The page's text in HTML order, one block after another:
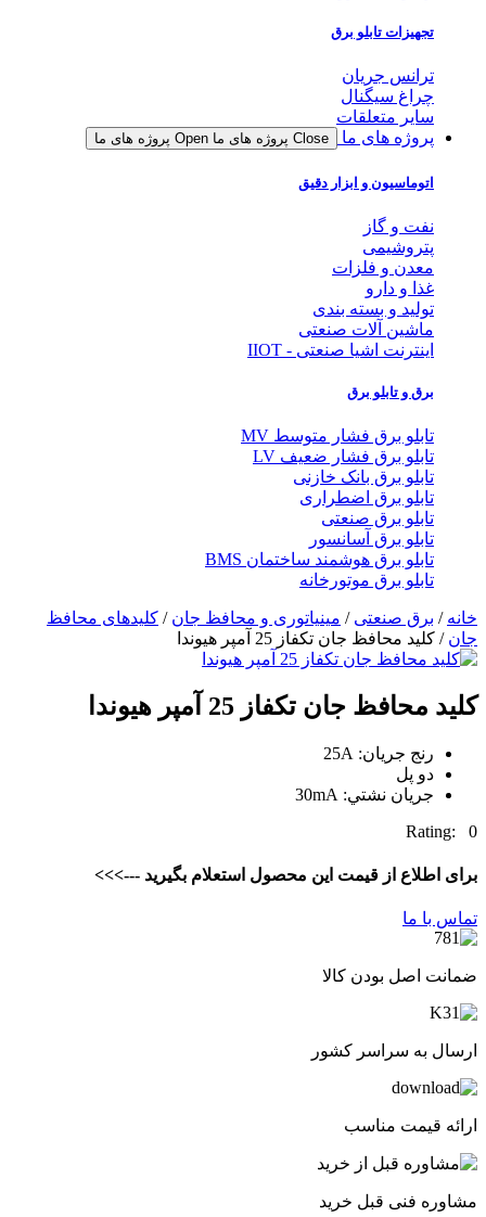
تجهیزات تابلو برق
ترانس جریان
چراغ سیگنال
سایر متعلقات
پروژه های ما
Close پروژه های ما Open پروژه های ما
اتوماسیون و ابزار دقیق
نفت و گاز
پتروشیمی
معدن و فلزات
غذا و دارو
تولید و بسته بندی
ماشین آلات صنعتی
اینترنت اشیا صنعتی - IIOT
برق و تابلو برق
تابلو برق فشار متوسط MV
تابلو برق فشار ضعیف LV
تابلو برق بانک خازنی
تابلو برق اضطراری
تابلو برق صنعتی
تابلو برق آسانسور
تابلو برق هوشمند ساختمان BMS
تابلو برق موتورخانه
خانه / برق صنعتی / مینیاتوری و محافظ جان / کلیدهای محافظ
جان / کلید محافظ جان تکفاز 25 آمپر هیوندا
کلید محافظ جان تکفاز 25 آمپر هیوندا
رنج جریان: 25A
دو پل
جريان نشتي: 30mA
Rating: 0
برای اطلاع از قیمت این محصول استعلام بگیرید --->>>
تماس با ما
ضمانت اصل بودن کالا
ارسال به سراسر کشور
ارائه قیمت مناسب
مشاوره فنی قبل خرید